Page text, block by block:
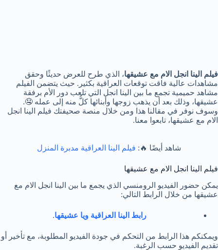
فيلم الينا انجل الام مع عشيقها، الذي طرح للعرض حديثًا وحقق
مشاهدات عالية فاقت توقعات العراقية بكثير. حيث يتضمن الفيلم
مشاهد حميمية تجمع ما بين الينا انجل التي تلعب دور الأم برفقة
عشيقها، وذلك بعد أن يذهب زوجها وأبنائها كلٌّ منه إلى عمله 🤤.
وسوف نوفر في مقالنا هذا ومن خلال منصة صحيفتك فيلم الينا انجل
الام مع عشيقها، تابعوا معنا.
شاهد أيضًا 🔥: فيلم الينا العراقية مدبرة المنزل
فيلم الينا انجل الام مع عشيقها
يمكن حضور الفيديو الرومنسي الذي يجمع ما بين الينا انجل الام مع
عشيقها من خلال الرابط التالي:
رابط الينا العراقية ويا عشيقها.
ويمكنكم هذا الرابط من التحكم في جودة الفيديو المطلوبة، مع تأخير أو
تقديم الفيديو حسب الرغبة.